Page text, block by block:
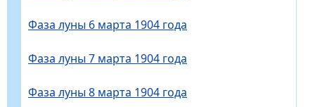
Фаза луны 6 марта 1904 года
Фаза луны 7 марта 1904 года
Фаза луны 8 марта 1904 года